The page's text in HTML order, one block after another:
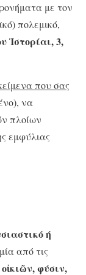
με τον
πολεμικό,
Ἱστορίαι, 3,
που σας
να
πλοίων
εμφύλιας
ή
από τις
φύσιν,